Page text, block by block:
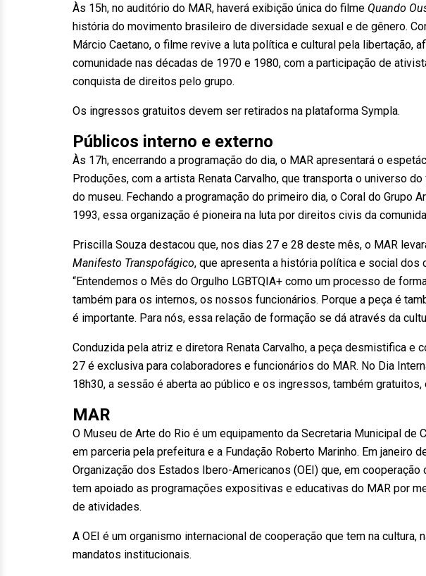
Às 15h, no auditório do MAR, haverá exibição única do filme Quando
história do movimento brasileiro de diversidade sexual e de gênero.
Márcio Caetano, o filme revive a luta política e cultural pela libertação,
comunidade nas décadas de 1970 e 1980, com a participação de
conquista de direitos pelo grupo.
Os ingressos gratuitos devem ser retirados na plataforma Sympla.
Públicos interno e externo
Às 17h, encerrando a programação do dia, o MAR apresentará o
Produções, com a artista Renata Carvalho, que transporta o universo
do museu. Fechando a programação do primeiro dia, o Coral do Grupo
1993, essa organização é pioneira na luta por direitos civis da
Priscilla Souza destacou que, nos dias 27 e 28 deste mês, o MAR
Manifesto Transpofágico, que apresenta a história política e social dos
“Entendemos o Mês do Orgulho LGBTQIA+ como um processo de
também para os internos, os nossos funcionários. Porque a peça é
é importante. Para nós, essa relação de formação se dá através da
Conduzida pela atriz e diretora Renata Carvalho, a peça desmistifica e
27 é exclusiva para colaboradores e funcionários do MAR. No Dia
18h30, a sessão é aberta ao público e os ingressos, também
MAR
O Museu de Arte do Rio é um equipamento da Secretaria Municipal de
em parceria pela prefeitura e a Fundação Roberto Marinho. Em janeiro
Organização dos Estados Ibero-Americanos (OEI) que, em cooperação
tem apoiado as programações expositivas e educativas do MAR por
de atividades.
A OEI é um organismo internacional de cooperação que tem na cultura,
mandatos institucionais.